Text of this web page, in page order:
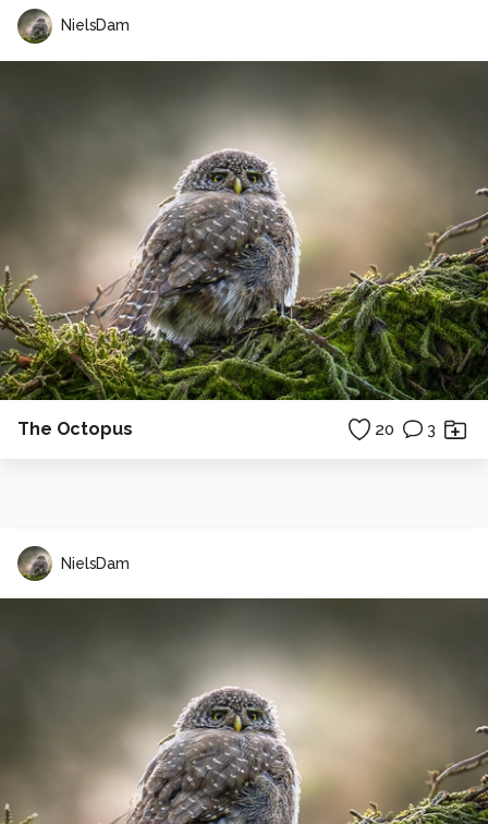
NielsDam
The Octopus 20 3
NielsDam